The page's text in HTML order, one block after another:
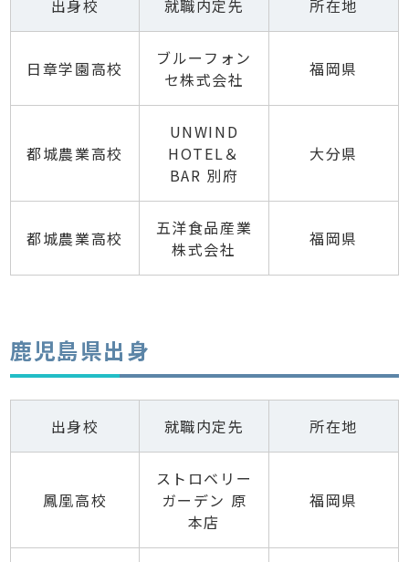
出身校 就職内定先 所在地
日章学園高校
ブルーフォン
セ株式会社
福岡県
都城農業高校
UNWIND
HOTEL＆
BAR 別府
大分県
都城農業高校
五洋食品産業
株式会社
福岡県
鹿児島県出身
出身校 就職内定先 所在地
鳳凰高校
ストロベリー
ガーデン 原
本店
福岡県